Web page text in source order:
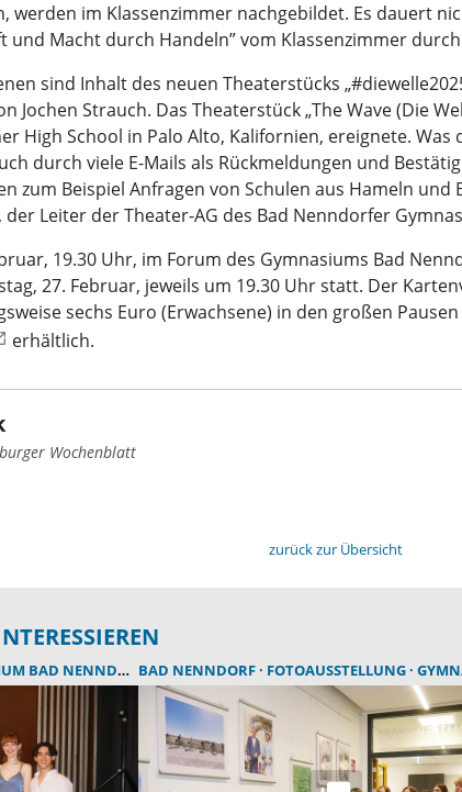
im Klassenzimmer nachgebildet. Es dauert
Macht durch Handeln” vom Klassenzimmer
sind Inhalt des neuen Theaterstücks
Jochen Strauch. Das Theaterstück „The Wave (Die
High School in Palo Alto, Kalifornien, ereignete.
durch viele E-Mails als Rückmeldungen und
zum Beispiel Anfragen von Schulen aus Hameln
der Leiter der Theater-AG des Bad Nenndorfer
19.30 Uhr, im Forum des Gymnasiums Bad
27. Februar, jeweils um 19.30 Uhr statt. Der
sechs Euro (Erwachsene) in den großen
erhältlich.
Wochenblatt
zurück zur Übersicht
BAD NENNDORF BAD NENNDORF FOTOAUSSTELLUNG